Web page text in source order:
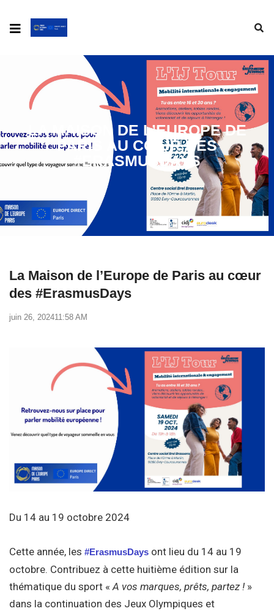
LA MAISON DE L’EUROPE DE
PARIS AU CŒUR DES
#ERASMUSDAYS
La Maison de l’Europe de Paris au cœur
des #ErasmusDays
juin 26, 202411:58 AM
Du 14 au 19 octobre 2024
Cette année, les #ErasmusDays ont lieu du 14 au 19
octobre. Contribuez à cette huitième édition sur la
thématique du sport «A vos marques, prêts, partez ! »
dans la continuation des Jeux Olympiques et